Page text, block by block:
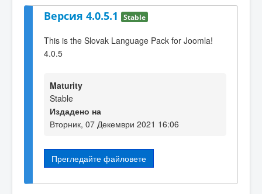
Версия 4.0.5.1 Stable
This is the Slovak Language Pack for Joomla!
4.0.5
Maturity
Stable
Издадено на
Вторник, 07 Декември 2021 16:06
Прегледайте файловете